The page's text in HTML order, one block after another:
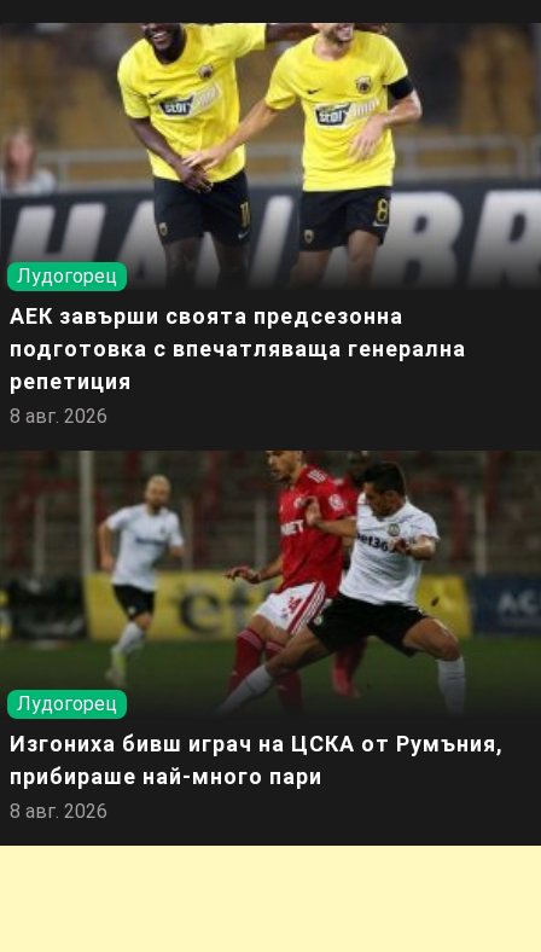
Лудогорец
АЕК завърши своята предсезонна
подготовка с впечатляваща генерална
репетиция
8 авг. 2026
Лудогорец
Изгониха бивш играч на ЦСКА от Румъния,
прибираше най-много пари
8 авг. 2026